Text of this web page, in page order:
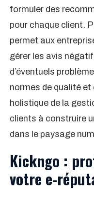
formuler des
pour chaque client.
permet aux
gérer les avis
d’éventuels
normes de qualité
holistique de la
clients à construire
dans le paysage
Kickngo :
votre e-